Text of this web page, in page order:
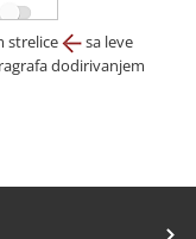
strelice
sa leve
dodirivanjem